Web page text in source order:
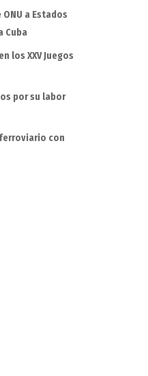
a Estados
Cuba
los XXV Juegos
por su labor
con